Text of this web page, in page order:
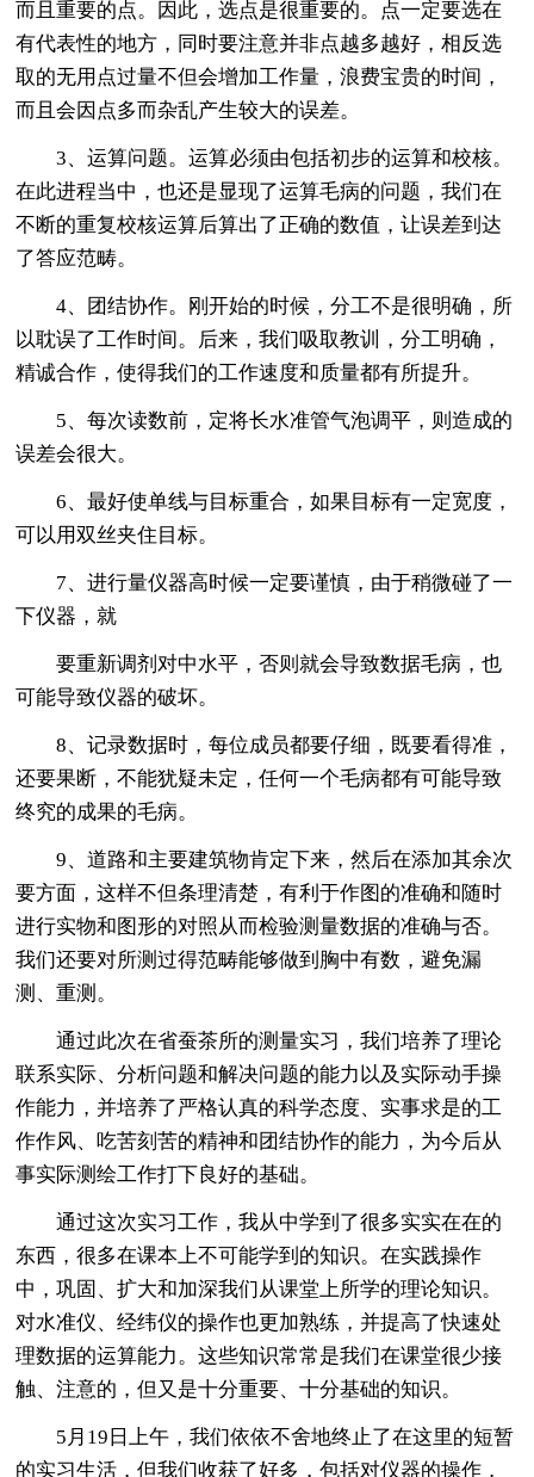
而且重要的点。因此，选点是很重要的。点一定要选在
有代表性的地方，同时要注意并非点越多越好，相反选
取的无用点过量不但会增加工作量，浪费宝贵的时间，
而且会因点多而杂乱产生较大的误差。
3、运算问题。运算必须由包括初步的运算和校核。
在此进程当中，也还是显现了运算毛病的问题，我们在
不断的重复校核运算后算出了正确的数值，让误差到达
了答应范畴。
4、团结协作。刚开始的时候，分工不是很明确，所
以耽误了工作时间。后来，我们吸取教训，分工明确，
精诚合作，使得我们的工作速度和质量都有所提升。
5、每次读数前，定将长水准管气泡调平，则造成的
误差会很大。
6、最好使单线与目标重合，如果目标有一定宽度，
可以用双丝夹住目标。
7、进行量仪器高时候一定要谨慎，由于稍微碰了一
下仪器，就
要重新调剂对中水平，否则就会导致数据毛病，也
可能导致仪器的破坏。
8、记录数据时，每位成员都要仔细，既要看得准，
还要果断，不能犹疑未定，任何一个毛病都有可能导致
终究的成果的毛病。
9、道路和主要建筑物肯定下来，然后在添加其余次
要方面，这样不但条理清楚，有利于作图的准确和随时
进行实物和图形的对照从而检验测量数据的准确与否。
我们还要对所测过得范畴能够做到胸中有数，避免漏
测、重测。
通过此次在省蚕茶所的测量实习，我们培养了理论
联系实际、分析问题和解决问题的能力以及实际动手操
作能力，并培养了严格认真的科学态度、实事求是的工
作作风、吃苦刻苦的精神和团结协作的能力，为今后从
事实际测绘工作打下良好的基础。
通过这次实习工作，我从中学到了很多实实在在的
东西，很多在课本上不可能学到的知识。在实践操作
中，巩固、扩大和加深我们从课堂上所学的理论知识。
对水准仪、经纬仪的操作也更加熟练，并提高了快速处
理数据的运算能力。这些知识常常是我们在课堂很少接
触、注意的，但又是十分重要、十分基础的知识。
5月19日上午，我们依依不舍地终止了在这里的短暂
的实习生活，但我们收获了好多，包括对仪器的操作，